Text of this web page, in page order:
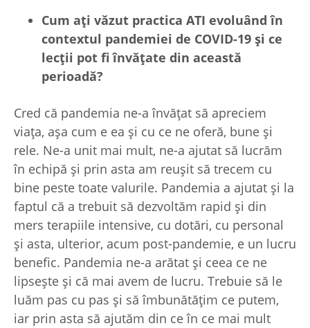
Cum ați văzut practica ATI evoluând în
contextul pandemiei de COVID-19 și ce
lecții pot fi învățate din această
perioadă?
Cred că pandemia ne-a învățat să apreciem
viața, așa cum e ea și cu ce ne oferă, bune și
rele. Ne-a unit mai mult, ne-a ajutat să lucrăm
în echipă și prin asta am reușit să trecem cu
bine peste toate valurile. Pandemia a ajutat și la
faptul că a trebuit să dezvoltăm rapid și din
mers terapiile intensive, cu dotări, cu personal
și asta, ulterior, acum post-pandemie, e un lucru
benefic. Pandemia ne-a arătat și ceea ce ne
lipsește și că mai avem de lucru. Trebuie să le
luăm pas cu pas și să îmbunătățim ce putem,
iar prin asta să ajutăm din ce în ce mai mult